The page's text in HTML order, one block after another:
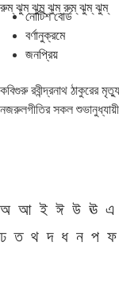
রুম্ ঝুম্ ঝুম্ ঝুম্ রুম্ ঝুম্ ঝুম্
নোটিশ বোর্ড
বর্ণানুক্রমে
জনপ্রিয়
কবিগুরু রবীন্দ্রনাথ ঠাকুরের
নজরুলগীতির সকল
অ আ ই ঈ উ ঊ এ
ঢ ত থ দ ধ ন প ফ